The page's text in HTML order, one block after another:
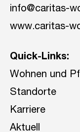
info@caritas-
www.caritas-
Quick-Links:
Wohnen und
Standorte
Karriere
Aktuell